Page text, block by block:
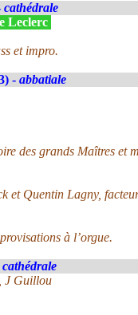
cathédrale
Leclerc
et impro.
- abbatiale
des grands Maîtres et
et Quentin Lagny,
à l’orgue.
cathédrale
J Guillou